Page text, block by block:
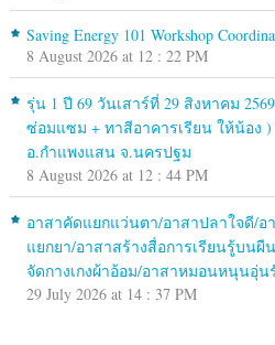
Saving Energy 101 Workshop
8 August 2026 at 12 : 22 PM
รุ่น 1 ปี 69 วันเสาร์ที่ 29 สิงหาคม
ซ่อมแซม + ทาสีอาคารเรียน ให้น้อง )
อ.กำแพงแสน จ.นครปฐม
8 August 2026 at 12 : 44 PM
อาสาคัดแยกแว่นตา/อาสาปลาใจดี/
แยกยา/อาสาสร้างสื่อการเรียนรู้บน
จัดกางเกงผ้าอ้อม/อาสาหมอนหนุนอุ่น
29 July 2026 at 14 : 37 PM